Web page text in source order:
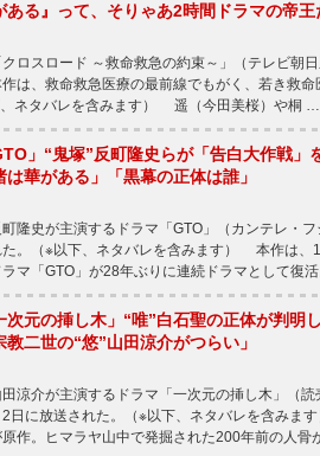
ある』って、そりゃあ2時間ドラマの帝王
ロスロード ～救命救急の約束～」（テレビ朝日
は、救命救急医療の最前線でもがく、若き救
ネタバレを含みます） 遥（今田美桜）や桐 …
」“鬼塚”反町隆史らが「告白大作戦
は華がある」「黒幕の正体は誰」
隆史が主演するドラマ「GTO」（カンテレ・
た。（※以下、ネタバレを含みます） 本作は、
ラマ「GTO」が28年ぶりに連続ドラマとして復
次元の挿し木」“唯”白石聖の正体が判明
教二世の“悠”山田涼介がつらい」
涼介が主演するドラマ「一次元の挿し木」（
2日に放送された。（※以下、ネタバレを含みま
作。ヒマラヤ山中で発掘された200年前の人